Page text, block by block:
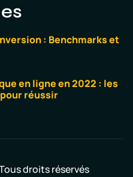
: Benchmarks et
en ligne en 2022 : les
réussir
droits réservés